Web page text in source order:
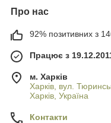
Про нас
92% позитивних з
Працює з
м. Харків
Харків, вул.
Харків, Україна
Контакти